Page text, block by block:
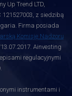
Up Trend LTD,
121527003, z siedzibą
Firma posiada
Komisję Nadzoru
Ainvesting
regulacyjnymi
instrumentami i